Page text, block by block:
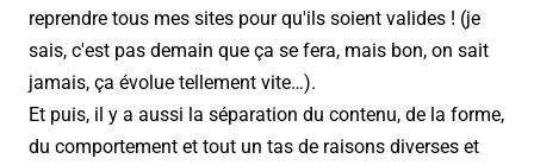
reprendre tous mes sites pour qu'ils soient valides ! (je
sais, c'est pas demain que ça se fera, mais bon, on sait
jamais, ça évolue tellement vite…).
Et puis, il y a aussi la séparation du contenu, de la forme,
du comportement et tout un tas de raisons diverses et